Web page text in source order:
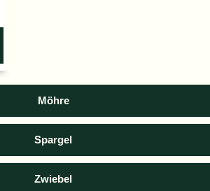
Möhre
Spargel
Zwiebel